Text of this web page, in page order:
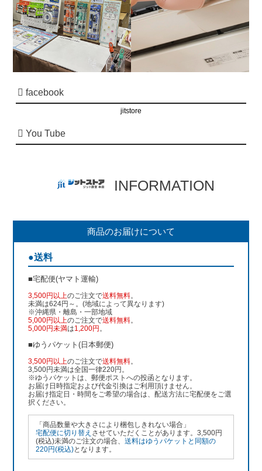
facebook
jitstore
You Tube
INFORMATION
商品のお届けについて
●送料
■宅配便(ヤマト運輸)
3,500円以上のご注文で送料無料。
未満は624円～。(地域によって異なります)
※沖縄県・離島・一部地域
5,000円以上のご注文で送料無料。
5,000円未満は1,200円 。
■ゆうパケット(日本郵便)
3,500円以上のご注文で送料無料。
3,500円未満は全国一律220円。
※ゆうパケットは、郵便ポストへの投函となります。
お届け日時指定および代金引換はご利用頂けません。
お届け指定日・時間をご希望の場合は、配送方法に宅配便をご選
択ください。
「商品数量や大きさにより梱包しきれない場合」
宅配便に切り替え させていただくことがあります。3,500円
(税込)未満のご注文の場合、送料はゆうパケットと同額の
220円(税込)となります。